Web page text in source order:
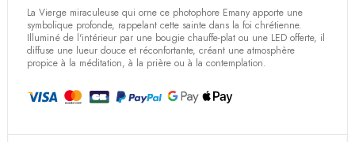
(2 avis)
La Vierge miraculeuse qui orne ce photophore Emany apporte une
symbolique profonde, rappelant cette sainte dans la foi chrétienne.
Illuminé de l'intérieur par une bougie chauffe-plat ou une LED offerte, il
diffuse une lueur douce et réconfortante, créant une atmosphère
propice à la méditation, à la prière ou à la contemplation.